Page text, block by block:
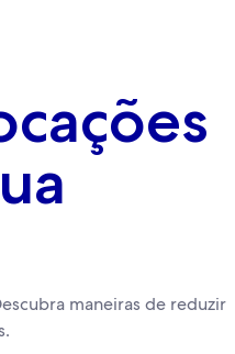
maneiras de reduzir